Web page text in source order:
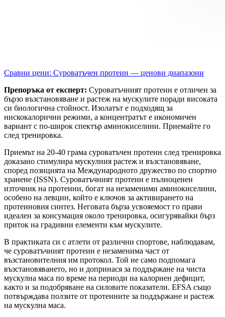
Сравни цени: Суроватъчен протеин — ценови диапазони
Препоръка от експерт: Суроватъчният протеин е отличен за
бързо възстановяване и растеж на мускулите поради високата
си биологична стойност. Изолатът е подходящ за
нискокалорични режими, а концентратът е икономичен
вариант с по-широк спектър аминокиселини. Приемайте го
след тренировка.
Приемът на 20-40 грама суроватъчен протеин след тренировка
доказано стимулира мускулния растеж и възстановяване,
според позицията на Международното дружество по спортно
хранене (ISSN). Суроватъчният протеин е пълноценен
източник на протеини, богат на незаменими аминокиселини,
особено на левцин, който е ключов за активирането на
протеиновия синтез. Неговата бърза усвояемост го прави
идеален за консумация около тренировка, осигурявайки бърз
приток на градивни елементи към мускулите.
В практиката си с атлети от различни спортове, наблюдавам,
че суроватъчният протеин е незаменима част от
възстановителния им протокол. Той не само подпомага
възстановяването, но и допринася за поддържане на чиста
мускулна маса по време на периоди на калориен дефицит,
както и за подобряване на силовите показатели. EFSA също
потвърждава ползите от протеините за поддържане и растеж
на мускулна маса.